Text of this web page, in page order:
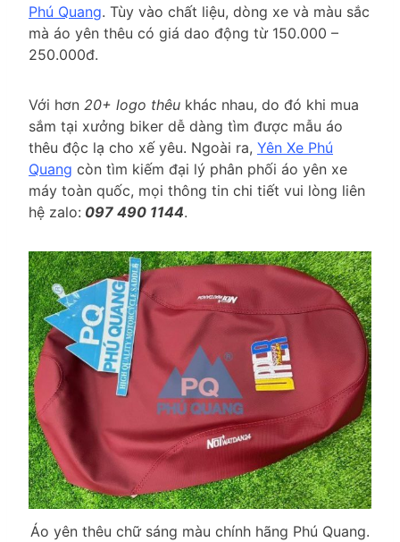
Phú Quang. Tùy vào chất liệu, dòng xe và màu sắc
mà áo yên thêu có giá dao động từ 150.000 –
250.000đ.
Với hơn 20+ logo thêu khác nhau, do đó khi mua
sắm tại xưởng biker dễ dàng tìm được mẫu áo
thêu độc lạ cho xế yêu. Ngoài ra, Yên Xe Phú
Quang còn tìm kiếm đại lý phân phối áo yên xe
máy toàn quốc, mọi thông tin chi tiết vui lòng liên
hệ zalo: 097 490 1144.
Áo yên thêu chữ sáng màu chính hãng Phú Quang.